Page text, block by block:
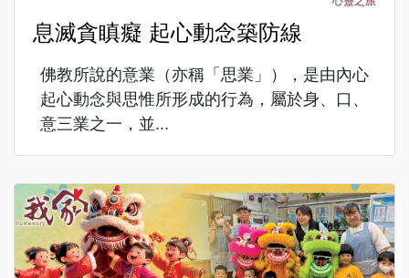
息滅貪瞋癡 起心動念築防線
佛教所說的意業（亦稱「思業」），是由內心
起心動念與思惟所形成的行為，屬於身、口、
意三業之一，並...